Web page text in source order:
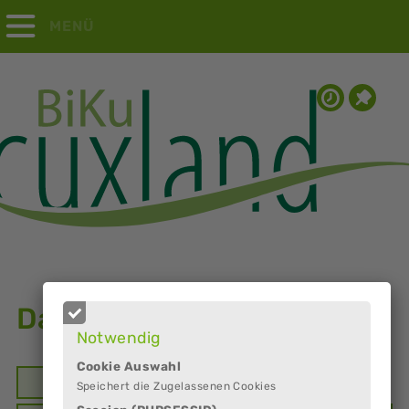
Notwendig
Cookie Auswahl
Speichert die Zugelassenen Cookies
MENÜ
Dankeschönabend
Inhalt Anbieter